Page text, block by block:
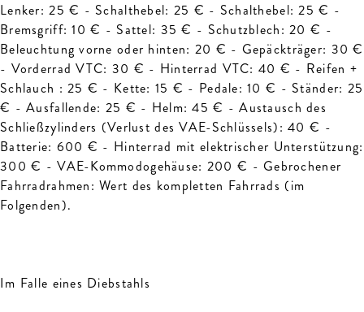
Lenker: 25 € - Schalthebel: 25 € - Schalthebel: 25 € -
Bremsgriff: 10 € - Sattel: 35 € - Schutzblech: 20 € -
Beleuchtung vorne oder hinten: 20 € - Gepäckträger: 30 €
- Vorderrad VTC: 30 € - Hinterrad VTC: 40 € - Reifen +
Schlauch : 25 € - Kette: 15 € - Pedale: 10 € - Ständer: 25
€ - Ausfallende: 25 € - Helm: 45 € - Austausch des
Schließzylinders (Verlust des VAE-Schlüssels): 40 € -
Batterie: 600 € - Hinterrad mit elektrischer Unterstützung:
300 € - VAE-Kommodogehäuse: 200 € - Gebrochener
Fahrradrahmen: Wert des kompletten Fahrrads (im
Folgenden).
Im Falle eines Diebstahls